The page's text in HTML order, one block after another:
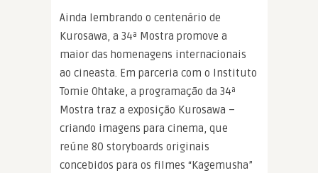
Ainda lembrando o centenário de
Kurosawa, a 34ª Mostra promove a
maior das homenagens internacionais
ao cineasta. Em parceria com o Instituto
Tomie Ohtake, a programação da 34ª
Mostra traz a exposição Kurosawa –
criando imagens para cinema, que
reúne 80 storyboards originais
concebidos para os filmes “Kagemusha”